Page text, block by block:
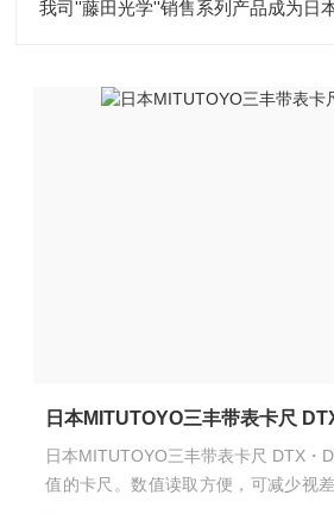
日本MITUTOYO三丰带表卡尺
日本MITUTOYO三丰带表卡尺 DTX・
值的卡尺。数值读取方便，可减少视